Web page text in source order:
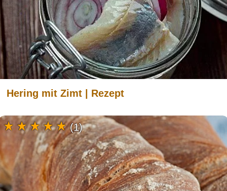
Hering mit Zimt | Rezept
(1)